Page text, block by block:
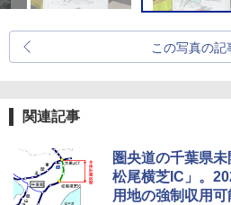
この写真の記
関連記事
圏央道の千葉県
松尾横芝IC」。
用地の強制収用